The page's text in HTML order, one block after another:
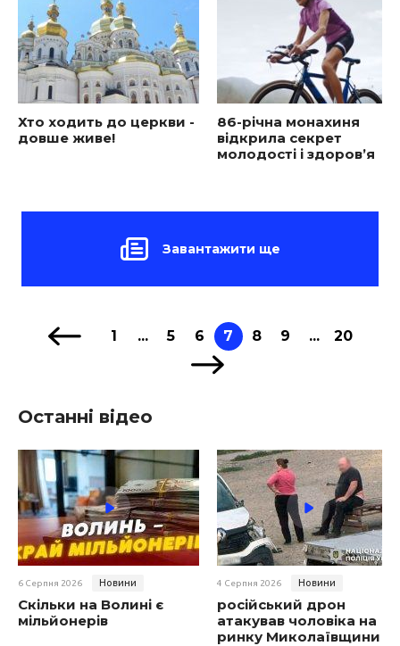
Хто ходить до церкви -
довше живе!
86-річна монахиня
відкрила секрет
молодості і здоров’я
Завантажити ще
1 ... 5 6 7 8 9 ... 20
Останні відео
6 Серпня 2026 Новини
Скільки на Волині є
мільйонерів
4 Серпня 2026 Новини
російський дрон
атакував чоловіка на
ринку Миколаївщини